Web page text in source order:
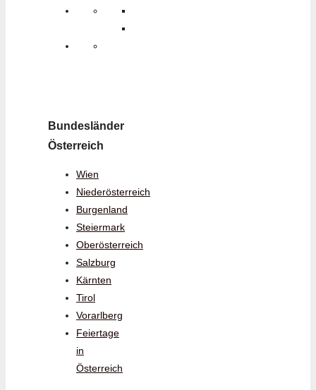
Bundesländer
Österreich
Wien
Niederösterreich
Burgenland
Steiermark
Oberösterreich
Salzburg
Kärnten
Tirol
Vorarlberg
Feiertage
in
Österreich